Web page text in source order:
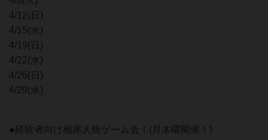
4/12(日)
4/15(水)
4/19(日)
4/22(水)
4/26(日)
4/29(水)
●経験者向け相席人狼ゲーム会！(月木曜開催！)